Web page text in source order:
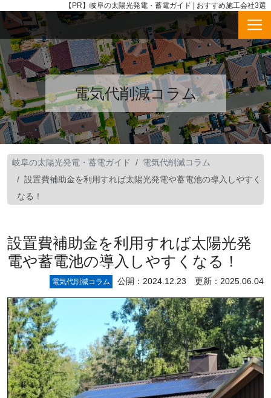
【PR】 岐阜の太陽光発電・蓄電ガイド | おすすめ施工会社3選
電気代削減コラム
岐阜の太陽光発電・蓄電ガイド
電気代削減コラム
設置費補助金を利用すれば太陽光発電や蓄電池の導入しやすく
なる！
設置費補助金を利用すれば太陽光発
電や蓄電池の導入しやすくなる！
電気代削減コラム 公開：2024.12.23 更新：2025.06.04